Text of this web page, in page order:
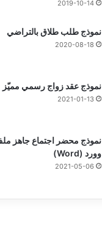
2019-10-14
نموذج طلب طلاق بالتراضي
2020-08-18
نموذج عقد زواج رسمي مميّز
2021-01-13
نموذج محضر اجتماع جاهز
وورد (Word)
2021-05-06